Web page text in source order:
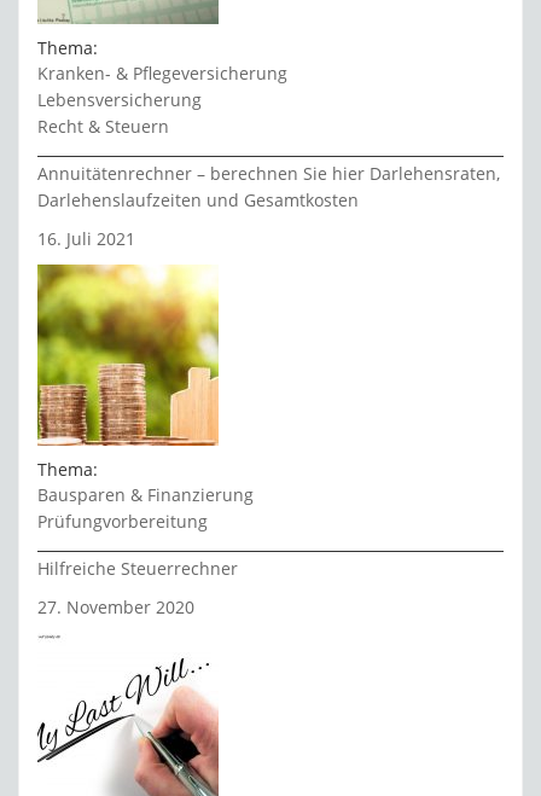
Thema:
Kranken- & Pflegeversicherung
Lebensversicherung
Recht & Steuern
Annuitätenrechner – berechnen Sie hier Darlehensraten,
Darlehenslaufzeiten und Gesamtkosten
16. Juli 2021
Thema:
Bausparen & Finanzierung
Prüfungvorbereitung
Hilfreiche Steuerrechner
27. November 2020